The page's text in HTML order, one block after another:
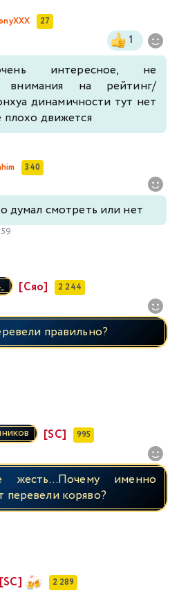
27
1
интересное, не
внимания на рейтинг/
динамичности тут нет
движется
340
думал смотреть или нет
[Сяо] 2 244
правильно?
[SC] 995
жесть...Почему именно
коряво?
[SC] 2 289